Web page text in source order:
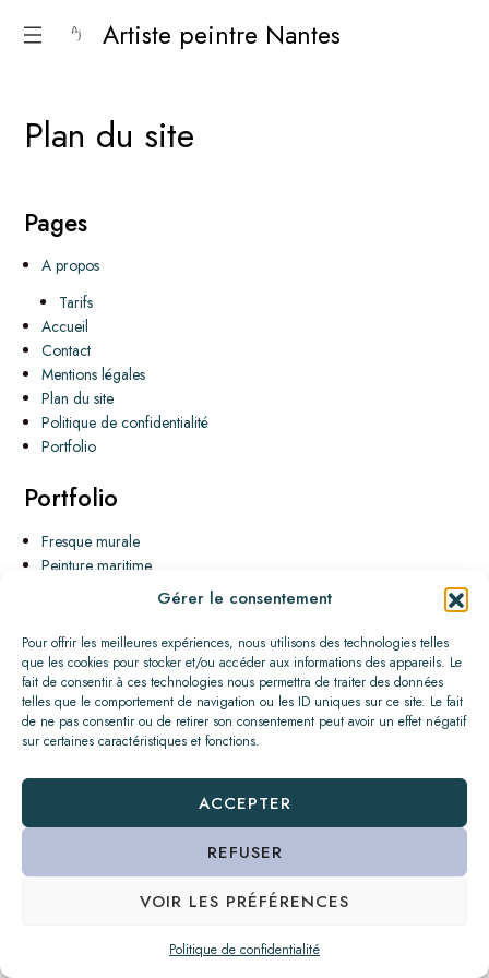
Gérer le consentement
Pour offrir les meilleures expériences, nous utilisons des technologies telles
que les cookies pour stocker et/ou accéder aux informations des appareils. Le
fait de consentir à ces technologies nous permettra de traiter des données
telles que le comportement de navigation ou les ID uniques sur ce site. Le fait
de ne pas consentir ou de retirer son consentement peut avoir un effet négatif
sur certaines caractéristiques et fonctions.
ACCEPTER
REFUSER
VOIR LES PRÉFÉRENCES
Politique de confidentialité
Artiste peintre Nantes
Plan du site
Pages
A propos
Tarifs
Accueil
Contact
Mentions légales
Plan du site
Politique de confidentialité
Portfolio
Portfolio
Fresque murale
Peinture maritime
Portfolio Categories
Animal
Fresque
Tableau
Facebook
Instagram
Plan du site - Mentions légales